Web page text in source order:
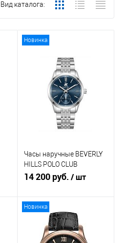
Вид каталога:
Новинка
Часы наручные BEVERLY
HILLS POLO CLUB
BP3913X.390
14 200 руб. / шт
В корзину
Новинка